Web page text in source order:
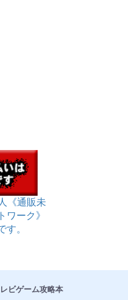
《通販未
ワーク》
す。
ビゲーム攻略本